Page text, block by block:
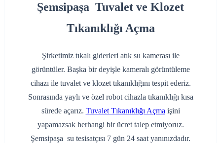
Şemsipaşa Tuvalet ve Klozet
Tıkanıklığı Açma
Şirketimiz tıkalı giderleri atık su kamerası ile
görüntüler. Başka bir deyişle kameralı görüntüleme
cihazı ile tuvalet ve klozet tıkanıklığını tespit ederiz.
Sonrasında yaylı ve özel robot cihazla tıkanıklığı kısa
sürede açarız. Tuvalet Tıkanıklığı Açma işini
yapamazsak herhangi bir ücret talep etmiyoruz.
Şemsipaşa su tesisatçısı 7 gün 24 saat yanınızdadır.